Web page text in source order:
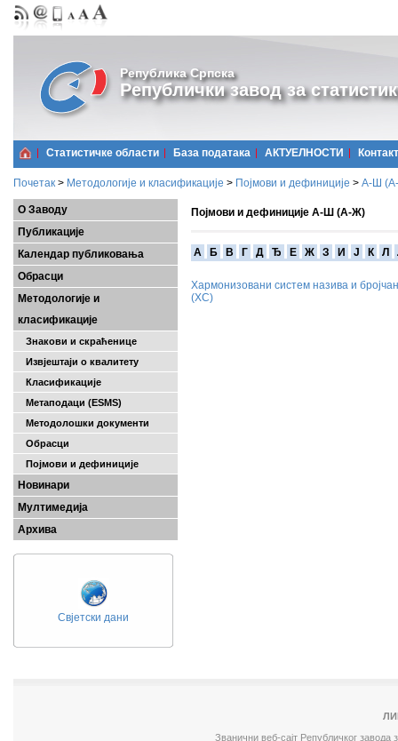
Република Српска
Републички завод за
Статистичке области Базa података АКТУЕЛНОСТИ Контакт
Почетак > Методологије и класификације > Појмови и дефиниције > А-Ш
О Заводу
Публикације
Календар публиковања
Обрасци
Методологије и
класификације
Знакови и скраћенице
Извјештаји о квалитету
Класификације
Метаподаци (ESMS)
Методолошки документи
Обрасци
Појмови и дефиниције
Новинари
Мултимедија
Архива
Свјетски дани
Појмови и дефиниције А-Ш (А-Ж)
A Б В Г Д Ђ Е Ж З И Ј К Л
Хармонизовани систем назива и
(ХС)
Званични веб-сајт Републичког